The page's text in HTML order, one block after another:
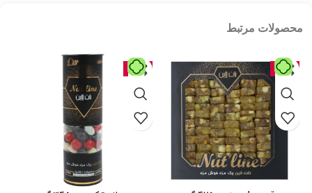
محصولات مرتبط
حراج حراج